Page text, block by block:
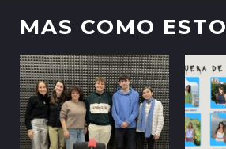
MAS COMO ESTO